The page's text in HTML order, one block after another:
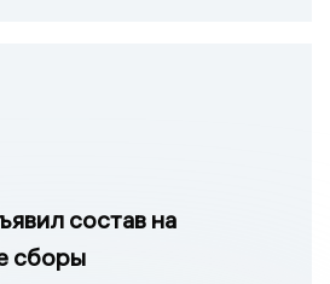
состав на
сборы